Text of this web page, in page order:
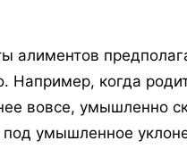
алиментов
Например, когда
вовсе, умышленно
умышленное